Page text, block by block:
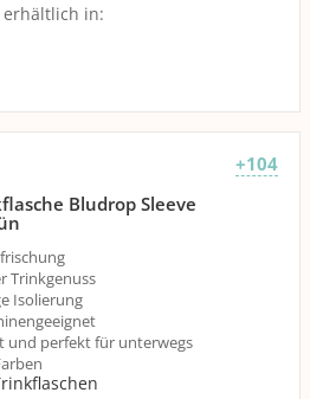
erhältlich in:
+104
Bludrop Sleeve
Trinkgenuss
Isolierung
und perfekt für unterwegs